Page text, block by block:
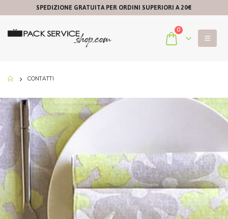
SPEDIZIONE GRATUITA PER ORDINI SUPERIORI A 20€
0
CONTATTI